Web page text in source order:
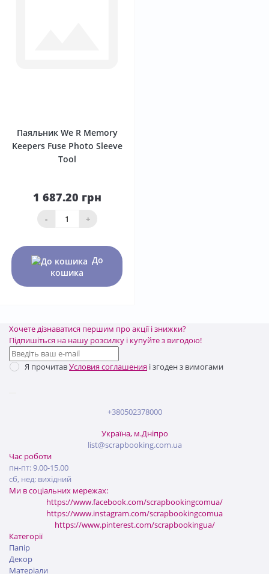
Паяльник We R Memory
Keepers Fuse Photo Sleeve
Tool
1 687.20 грн
- +
До
кошика
Хочете дізнаватися першим про акції і знижки?
Підпишіться на нашу розсилку і купуйте з вигодою!
Я прочитавУсловия соглашения і згоден з вимогами
+380502378000
Україна, м.Дніпро
list@scrapbooking.com.ua
Категорії
Папір
Декор
Матеріали
Час роботи
пн-пт: 9.00-15.00
сб, нед: вихідний
Ми в соціальних мережах:
https://www.facebook.com/scrapbookingcomua/
https://www.instagram.com/scrapbookingcomua
https://www.pinterest.com/scrapbookingua/